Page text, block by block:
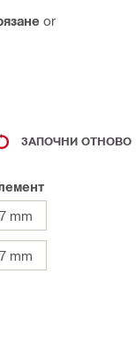
or
ЗАПОЧНИ ОТНОВО
mm
mm